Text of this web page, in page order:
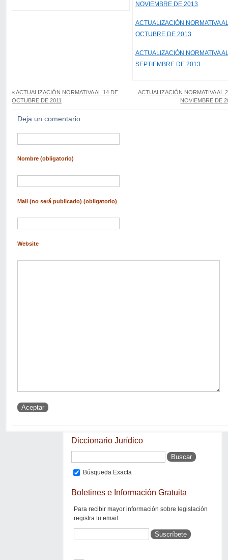
NOVIEMBRE DE 2013
ACTUALIZACIÓN NORMATIVA
OCTUBRE DE 2013
ACTUALIZACIÓN NORMATIVA
SEPTIEMBRE DE 2013
«ACTUALIZACIÓN NORMATIVA AL 14 DE
OCTUBRE DE 2011
ACTUALIZACIÓN NORMATIVA AL
NOVIEMBRE DE
Deja un comentario
Nombre (obligatorio)
Mail (no será publicado) (obligatorio)
Website
Diccionario Jurídico
Búsqueda Exacta
Boletines e Información Gratuita
Para recibir mayor información sobre legislación
registra tu email: